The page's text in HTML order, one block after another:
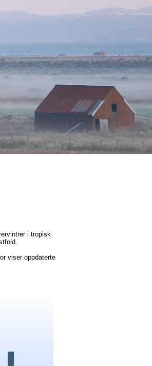
i tropisk
viser oppdaterte